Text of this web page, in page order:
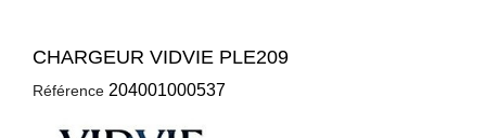
CHARGEUR VIDVIE PLE209
Référence 204001000537